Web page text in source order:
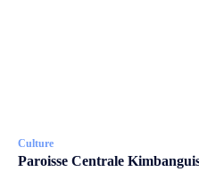
Culture
Paroisse Centrale